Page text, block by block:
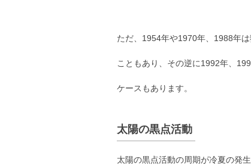
ただ、1954年や1970年、1988年
こともあり、その逆に1992年、
ケースもあります。
太陽の黒点活動
太陽の黒点活動の周期が冷夏の発